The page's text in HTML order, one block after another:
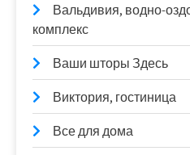
Вальдивия, водно-
комплекс
Ваши шторы Здесь
Виктория, гостиница
Все для дома